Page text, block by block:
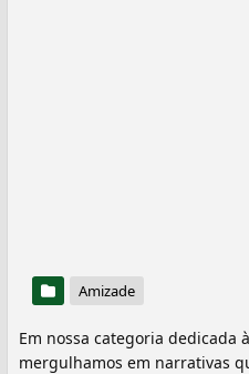
Amizade
Em nossa categoria dedicada
mergulhamos em narrativas